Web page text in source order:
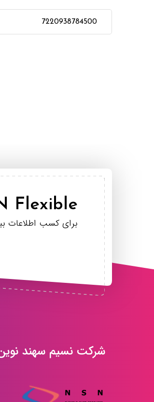
Flexible
برای کسب اطلاعات
شرکت نسیم سهند